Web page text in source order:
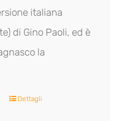
italiana
) di Gino Paoli, ed è
la
Dettagli